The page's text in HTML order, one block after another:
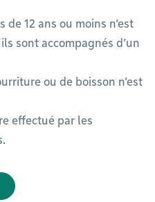
12 ans ou moins n’est
sont accompagnés d’un
ou de boisson n’est
effectué par les